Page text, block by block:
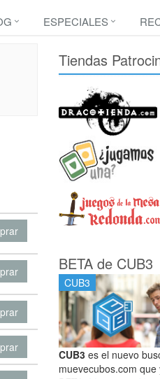
ESPECIALES
Tiendas
BETA de CUB3
CUB3
CUB3es el nuevo
muevecubos.com